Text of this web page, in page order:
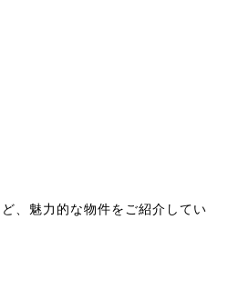
、魅力的な物件をご紹介してい